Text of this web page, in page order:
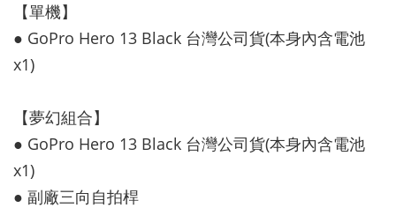
【單機】
● GoPro Hero 13 Black 台灣公司貨(本身內含電池
x1)
【夢幻組合】
● GoPro Hero 13 Black 台灣公司貨(本身內含電池
x1)
● 副廠三向自拍桿